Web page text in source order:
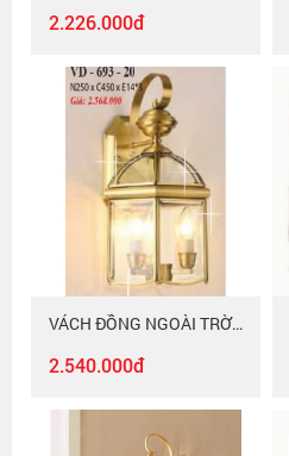
2.226.000đ
VÁCH ĐỒNG NGOÀI TRỜI VD - 693 - 20
2.540.000đ